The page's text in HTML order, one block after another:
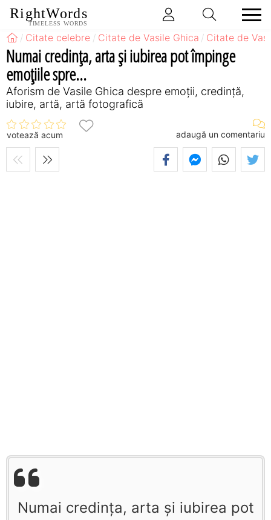
RightWords
TIMELESS WORDS
Citate celebre Citate de Vasile Ghica Citate de
Numai credinţa, arta şi iubirea pot împinge
emoţiile spre...
Aforism de Vasile Ghica despre emoții, credință,
iubire, artă, artă fotografică
votează acum adaugă un comentariu
Numai credinţa, arta şi iubirea pot